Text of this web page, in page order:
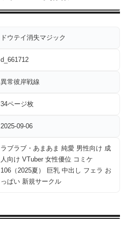
ドウテイ消失マジック
d_661712
異常彼岸戦線
34ページ枚
2025-09-06
ラブラブ・あまあま 純愛 男性向け 成
人向け VTuber 女性優位 コミケ
106（2025夏） 巨乳 中出し フェラ お
っぱい 新規サークル